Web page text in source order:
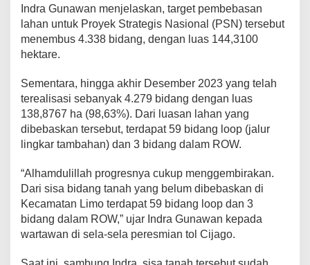
Indra Gunawan menjelaskan, target pembebasan
lahan untuk Proyek Strategis Nasional (PSN) tersebut
menembus 4.338 bidang, dengan luas 144,3100
hektare.
Sementara, hingga akhir Desember 2023 yang telah
terealisasi sebanyak 4.279 bidang dengan luas
138,8767 ha (98,63%). Dari luasan lahan yang
dibebaskan tersebut, terdapat 59 bidang loop (jalur
lingkar tambahan) dan 3 bidang dalam ROW.
“Alhamdulillah progresnya cukup menggembirakan.
Dari sisa bidang tanah yang belum dibebaskan di
Kecamatan Limo terdapat 59 bidang loop dan 3
bidang dalam ROW,” ujar Indra Gunawan kepada
wartawan di sela-sela peresmian tol Cijago.